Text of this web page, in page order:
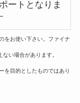
ートとなりま
をお使い下さい。ファイナ
い場合があります。
を目的としたものではあり